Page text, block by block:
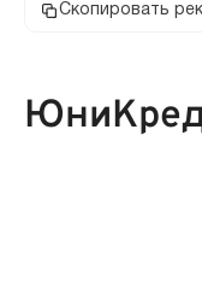
Скопировать